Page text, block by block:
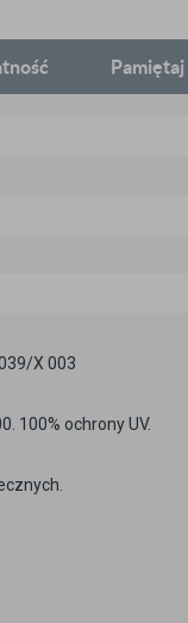
Pamiętaj
X 003
100% ochrony UV.